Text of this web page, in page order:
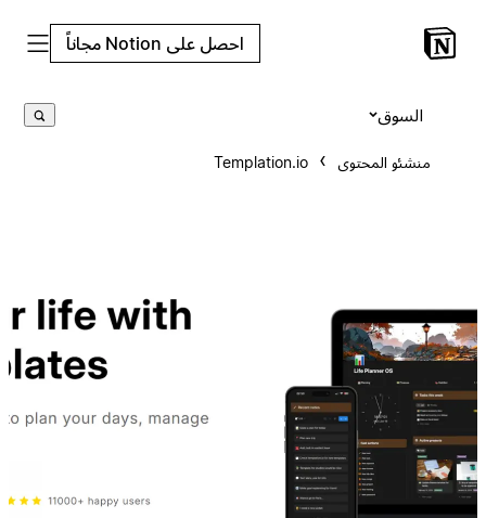
احصل على Notion مجاناً
منشئو المحتوى Templation.io